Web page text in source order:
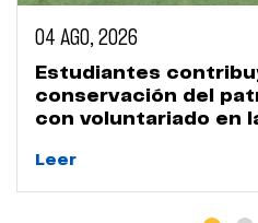
04 AGO, 2026
Estudiantes
conservación del
con voluntariado en
Leer